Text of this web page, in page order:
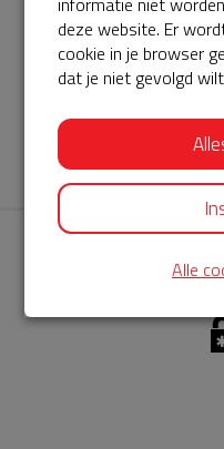
ServiceBuurtAED wordt
AED360-ProCardio. Net
de leverancier van het
komende jaren.
levering en het
deze website. Er
cookie in je browser
dat je niet gevolgd
Alle